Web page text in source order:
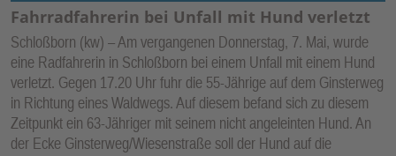
Fahrradfahrerin bei Unfall mit Hund verletzt
Schloßborn (kw) – Am vergangenen Donnerstag, 7. Mai, wurde
eine Radfahrerin in Schloßborn bei einem Unfall mit einem Hund
verletzt. Gegen 17.20 Uhr fuhr die 55-Jährige auf dem Ginsterweg
in Richtung eines Waldwegs. Auf diesem befand sich zu diesem
Zeitpunkt ein 63-Jähriger mit seinem nicht angeleinten Hund. An
der Ecke Ginsterweg/Wiesenstraße soll der Hund auf die